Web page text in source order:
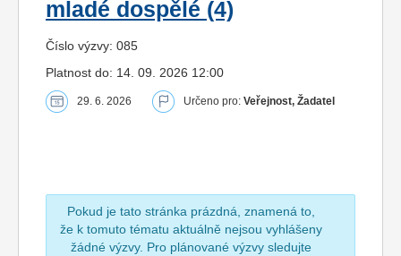
mladé dospělé (4)
Číslo výzvy: 085
Platnost do: 14. 09. 2026 12:00
29. 6. 2026 Určeno pro: Veřejnost, Žadatel
Pokud je tato stránka prázdná, znamená to,
že k tomuto tématu aktuálně nejsou vyhlášeny
žádné výzvy. Pro plánované výzvy sledujte